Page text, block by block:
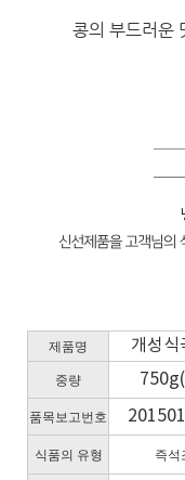
콩의 부드러운
제품명 개성식
중량
품목보고번호
식품의 유형 즉석